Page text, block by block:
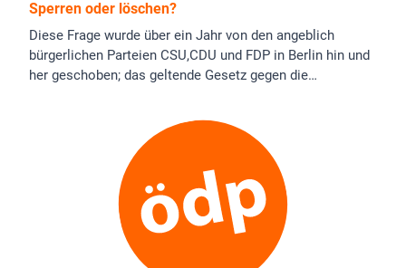
Sperren oder löschen?
Diese Frage wurde über ein Jahr von den angeblich
bürgerlichen Parteien CSU,CDU und FDP in Berlin hin und
her geschoben; das geltende Gesetz gegen die…